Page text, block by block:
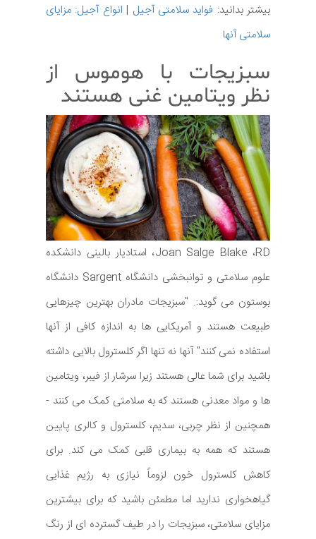
بیشتر بدانید: فواید سلامتی آجیل | انواع آجیل: مزایای
سلامتی آنها
سبزیجات با هوموس از
نظر ویتامین غنی هستند
Joan Salge Blake ،RD، استادیار بالینی دانشکده
علوم سلامتی و توانبخشی دانشگاه Sargent دانشگاه
بوستون می گوید:. "سبزیجات مادران بهترین چیزهایی
طبیعت هستند و آمریکایی ها به اندازه کافی از آنها
استفاده نمی کنند" آنها نه تنها اگر کلسترول بالایی داشته
باشید برای شما عالی هستند زیرا سرشار از فیبر، ویتامین
ها و مواد معدنی هستند که به سلامتی کمک می کنند -
همچنین از نظر چربی، سدیم، کلسترول و کالری پایین
هستند که همه به بیماری قلبی کمک می کند. برای
کاهش کلسترول خون لزوماً نیازی به رژیم غذایی
گیاهخواری ندارید اما مطمئن باشید که برای بیشترین
مزایای سلامتی، سبزیجات را در طیف گسترده ای از رنگ